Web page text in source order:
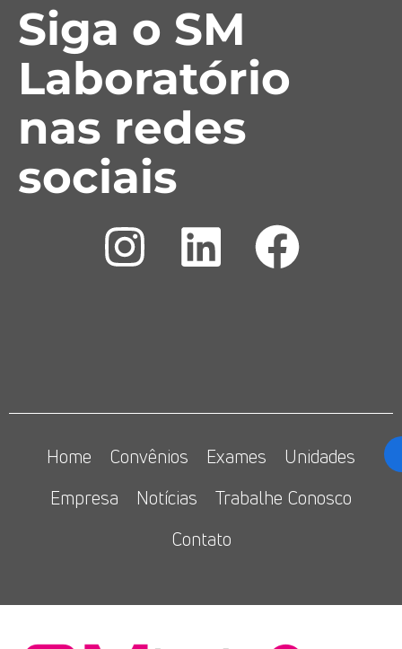
Siga o SM
Laboratório
nas redes
sociais
Home Convênios Exames
Unidades
Empresa
Notícias
Trabalhe Conosco
Contato